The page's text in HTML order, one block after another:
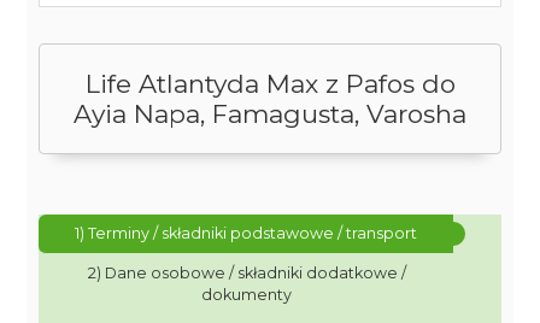
Life Atlantyda Max z Pafos do
Ayia Napa, Famagusta, Varosha
1) Terminy / składniki podstawowe / transport
2) Dane osobowe / składniki dodatkowe /
dokumenty